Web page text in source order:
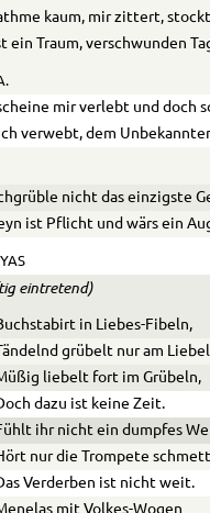
kaum, mir zittert,
ein Traum, verschwunden
mir verlebt und doch
verwebt, dem
nicht das einzigste
ist Pflicht und wärs ein
eintretend)
in Liebes-Fibeln,
Tändelnd grübelt nur am
liebelt fort im Grübeln,
dazu ist keine Zeit.
ihr nicht ein dumpfes
nur die Trompete
Verderben ist nicht weit.